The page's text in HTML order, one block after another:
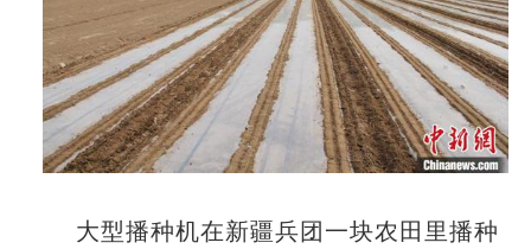
大型播种机在新疆兵团一块农田里播种